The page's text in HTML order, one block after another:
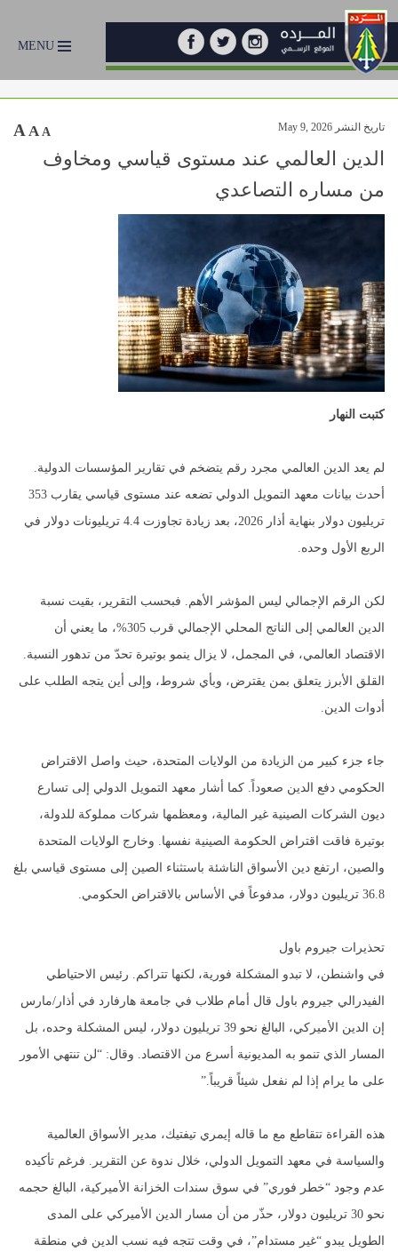
MENU
تاريخ النشر May 9, 2026 A A A
الدين العالمي عند مستوى قياسي ومخاوف
من مساره التصاعدي
كتبت النهار
لم يعد الدين العالمي مجرد رقم يتضخم في تقارير المؤسسات الدولية.
أحدث بيانات معهد التمويل الدولي تضعه عند مستوى قياسي يقارب 353
تريليون دولار بنهاية أذار 2026، بعد زيادة تجاوزت 4.4 تريليونات دولار في
الربع الأول وحده.
لكن الرقم الإجمالي ليس المؤشر الأهم. فبحسب التقرير، بقيت نسبة
الدين العالمي إلى الناتج المحلي الإجمالي قرب 305%، ما يعني أن
الاقتصاد العالمي، في المجمل، لا يزال ينمو بوتيرة تحدّ من تدهور النسبة.
القلق الأبرز يتعلق بمن يقترض، وبأي شروط، وإلى أين يتجه الطلب على
أدوات الدين.
جاء جزء كبير من الزيادة من الولايات المتحدة، حيث واصل الاقتراض
الحكومي دفع الدين صعوداً. كما أشار معهد التمويل الدولي إلى تسارع
ديون الشركات الصينية غير المالية، ومعظمها شركات مملوكة للدولة،
بوتيرة فاقت اقتراض الحكومة الصينية نفسها. وخارج الولايات المتحدة
والصين، ارتفع دين الأسواق الناشئة باستثناء الصين إلى مستوى قياسي بلغ
36.8 تريليون دولار، مدفوعاً في الأساس بالاقتراض الحكومي.
تحذيرات جيروم باول
في واشنطن، لا تبدو المشكلة فورية، لكنها تتراكم. رئيس الاحتياطي
الفيدرالي جيروم باول قال أمام طلاب في جامعة هارفارد في أذار/مارس
إن الدين الأميركي، البالغ نحو 39 تريليون دولار، ليس المشكلة وحده، بل
المسار الذي تنمو به المديونية أسرع من الاقتصاد. وقال: “لن تنتهي الأمور
على ما يرام إذا لم نفعل شيئاً قريباً.”
هذه القراءة تتقاطع مع ما قاله إيمري تيفتيك، مدير الأسواق العالمية
والسياسة في معهد التمويل الدولي، خلال ندوة عن التقرير. فرغم تأكيده
عدم وجود “خطر فوري” في سوق سندات الخزانة الأميركية، البالغ حجمه
نحو 30 تريليون دولار، حذّر من أن مسار الدين الأميركي على المدى
الطويل يبدو “غير مستدام”، في وقت تتجه فيه نسب الدين في منطقة